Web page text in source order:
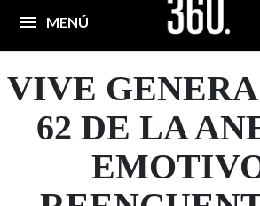
MENÚ
VIVE
62 DE LA